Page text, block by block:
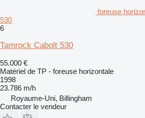
foreuse
530
6
Tamrock Cabolt 530
55.000 €
Matériel de TP - foreuse horizontale
1998
23.786 m/h
Royaume-Uni, Billingham
Contacter le vendeur